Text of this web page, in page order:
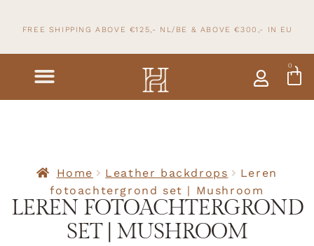
FREE SHIPPING ABOVE €125,- NL/BE & ABOVE €300,- IN EU
0
Home Leather backdrops
Leren
fotoachtergrond set | Mushroom
LEREN FOTOACHTERGROND
SET | MUSHROOM